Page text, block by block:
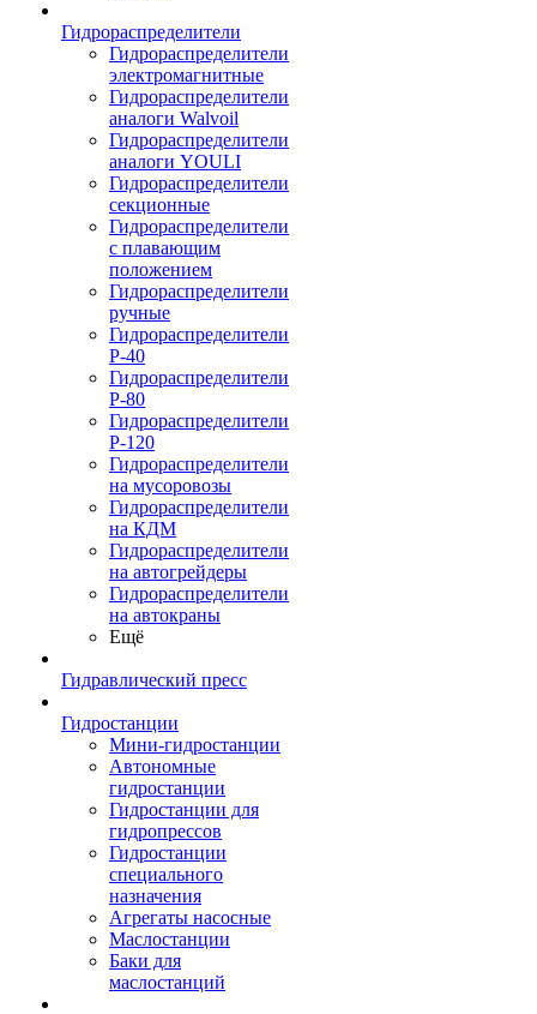
Гидрораспределители
Гидрораспределители
электромагнитные
Гидрораспределители
аналоги Walvoil
Гидрораспределители
аналоги YOULI
Гидрораспределители
секционные
Гидрораспределители
с плавающим
положением
Гидрораспределители
ручные
Гидрораспределители
Р-40
Гидрораспределители
Р-80
Гидрораспределители
Р-120
Гидрораспределители
на мусоровозы
Гидрораспределители
на КДМ
Гидрораспределители
на автогрейдеры
Гидрораспределители
на автокраны
Ещё
Гидравлический пресс
Гидростанции
Мини-гидростанции
Автономные
гидростанции
Гидростанции для
гидропрессов
Гидростанции
специального
назначения
Агрегаты насосные
Маслостанции
Баки для
маслостанций